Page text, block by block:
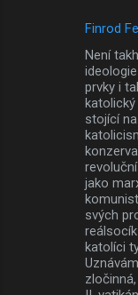
Finrod
Není
prvky i
stojící
jako
svých
katolíci